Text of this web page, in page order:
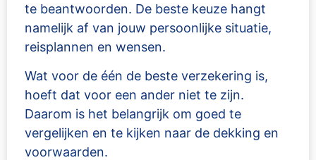
te beantwoorden. De beste keuze hangt
namelijk af van jouw persoonlijke situatie,
reisplannen en wensen.
Wat voor de één de beste verzekering is,
hoeft dat voor een ander niet te zijn.
Daarom is het belangrijk om goed te
vergelijken en te kijken naar de dekking en
voorwaarden.